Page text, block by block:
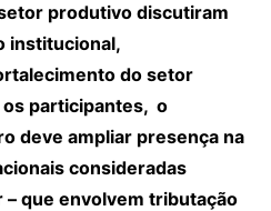
produtivo discutiram
institucional,
do setor
os participantes, o
deve ampliar presença na
consideradas
que envolvem tributação